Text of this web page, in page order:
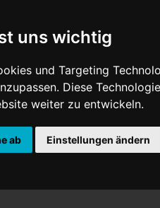
uns wichtig
und Targeting
Diese
weiter zu entwickeln.
ab Einstellungen ändern
Firmennews Gesellschaft